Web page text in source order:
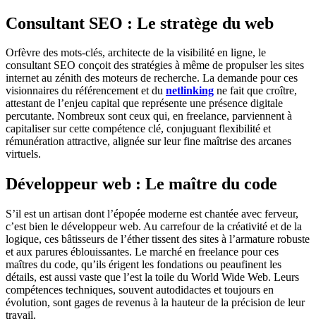
Consultant SEO : Le stratège du web
Orfèvre des mots-clés, architecte de la visibilité en ligne, le
consultant SEO conçoit des stratégies à même de propulser les sites
internet au zénith des moteurs de recherche. La demande pour ces
visionnaires du référencement et du netlinking ne fait que croître,
attestant de l’enjeu capital que représente une présence digitale
percutante. Nombreux sont ceux qui, en freelance, parviennent à
capitaliser sur cette compétence clé, conjuguant flexibilité et
rémunération attractive, alignée sur leur fine maîtrise des arcanes
virtuels.
Développeur web : Le maître du code
S’il est un artisan dont l’épopée moderne est chantée avec ferveur,
c’est bien le développeur web. Au carrefour de la créativité et de la
logique, ces bâtisseurs de l’éther tissent des sites à l’armature robuste
et aux parures éblouissantes. Le marché en freelance pour ces
maîtres du code, qu’ils érigent les fondations ou peaufinent les
détails, est aussi vaste que l’est la toile du World Wide Web. Leurs
compétences techniques, souvent autodidactes et toujours en
évolution, sont gages de revenus à la hauteur de la précision de leur
travail.